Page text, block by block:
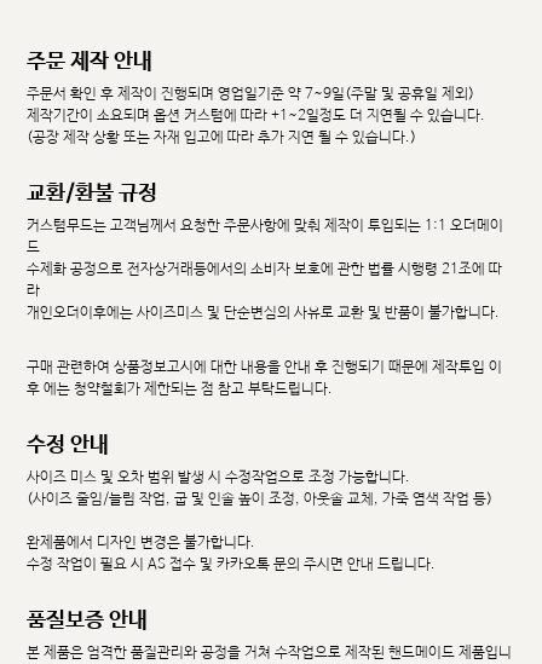
주문 제작 안내
주문서 확인 후 제작이 진행되며 영업일기준 약 7~9일(주말 및 공휴일 제외)
제작기간이 소요되며 옵션 커스텀에 따라 +1~2일정도 더 지연될 수 있습니다.
(공장 제작 상황 또는 자재 입고에 따라 추가 지연 될 수 있습니다.)
교환/환불 규정
커스텀무드는 고객님께서 요청한 주문사항에 맞춰 제작이 투입되는 1:1 오더메이
드
수제화 공정으로 전자상거래등에서의 소비자 보호에 관한 법률 시행령 21조에 따
라
개인오더이후에는 사이즈미스 및 단순변심의 사유로 교환 및 반품이 불가합니다.
구매 관련하여 상품정보고시에 대한 내용을 안내 후 진행되기 때문에 제작투입 이
후 에는 청약철회가 제한되는 점 참고 부탁드립니다.
수정 안내
사이즈 미스 및 오차 범위 발생 시 수정작업으로 조정 가능합니다.
(사이즈 줄임/늘림 작업, 굽 및 인솔 높이 조정, 아웃솔 교체, 가죽 염색 작업 등)
완제품에서 디자인 변경은 불가합니다.
수정 작업이 필요 시 AS 접수 및 카카오톡 문의 주시면 안내 드립니다.
품질보증 안내
본 제품은 엄격한 품질관리와 공정을 거쳐 수작업으로 제작된 핸드메이드 제품입니